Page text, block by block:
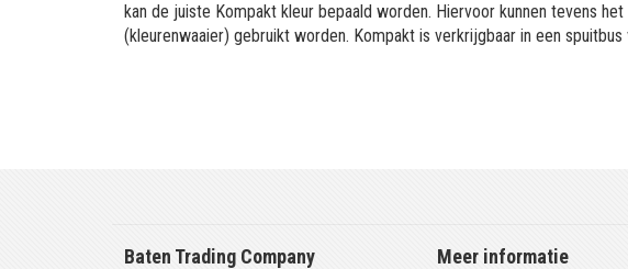
kan de juiste Kompakt kleur bepaald worden. Hiervoor kunnen tevens
(kleurenwaaier) gebruikt worden. Kompakt is verkrijgbaar in een
Baten Trading Company Meer informatie